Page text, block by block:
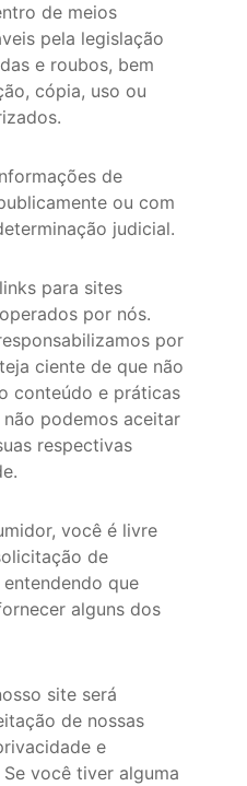
de meios
pela legislação
e roubos, bem
cópia, uso ou
de
ou com
judicial.
para sites
por nós.
por
ciente de que não
conteúdo e práticas
podemos aceitar
respectivas
você é livre
de
que
alguns dos
site será
de nossas
e
você tiver alguma